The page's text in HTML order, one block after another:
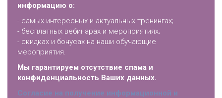
информацию о:
- самых интересных и актуальных тренингах;
- бесплатных вебинарах и мероприятиях;
- скидках и бонусах на наши обучающие
мероприятия.
Мы гарантируем отсутствие спама и
конфиденциальность Ваших данных.
Согласие на получение информационной и